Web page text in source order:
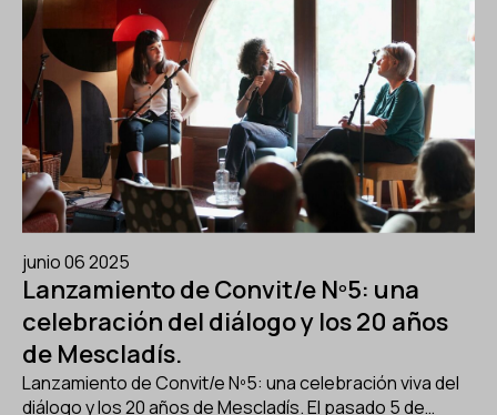
junio 06 2025
Lanzamiento de Convit/e Nº5: una
celebración del diálogo y los 20 años
de Mescladís.
Lanzamiento de Convit/e Nº5: una celebración viva del
diálogo y los 20 años de Mescladís. El pasado 5 de…